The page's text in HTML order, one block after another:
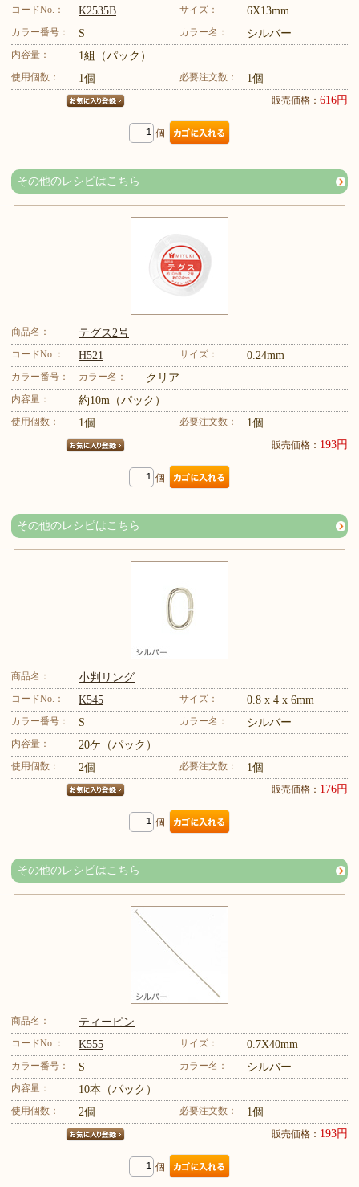
コードNo.： K2535B サイズ： 6X13mm
カラー番号： S カラー名： シルバー
内容量： 1組（パック）
使用個数： 1個 必要注文数： 1個
販売価格： 616円
個
その他のレシピはこちら
商品名： テグス2号
コードNo.： H521 サイズ： 0.24mm
カラー番号： カラー名： クリア
内容量： 約10m（パック）
使用個数： 1個 必要注文数： 1個
販売価格： 193円
個
その他のレシピはこちら
商品名： 小判リング
コードNo.： K545 サイズ： 0.8 x 4 x 6mm
カラー番号： S カラー名： シルバー
内容量： 20ケ（パック）
使用個数： 2個 必要注文数： 1個
販売価格： 176円
個
その他のレシピはこちら
商品名： ティーピン
コードNo.： K555 サイズ： 0.7X40mm
カラー番号： S カラー名： シルバー
内容量： 10本（パック）
使用個数： 2個 必要注文数： 1個
販売価格： 193円
個